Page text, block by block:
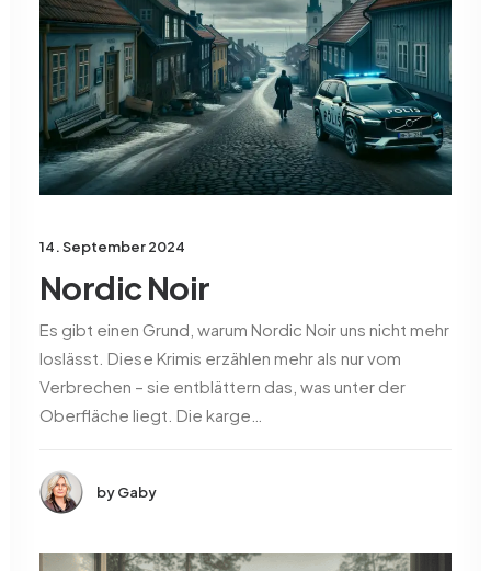
14. September 2024
Nordic Noir
Es gibt einen Grund, warum Nordic Noir uns nicht mehr
loslässt. Diese Krimis erzählen mehr als nur vom
Verbrechen – sie entblättern das, was unter der
Oberfläche liegt. Die karge…
by Gaby